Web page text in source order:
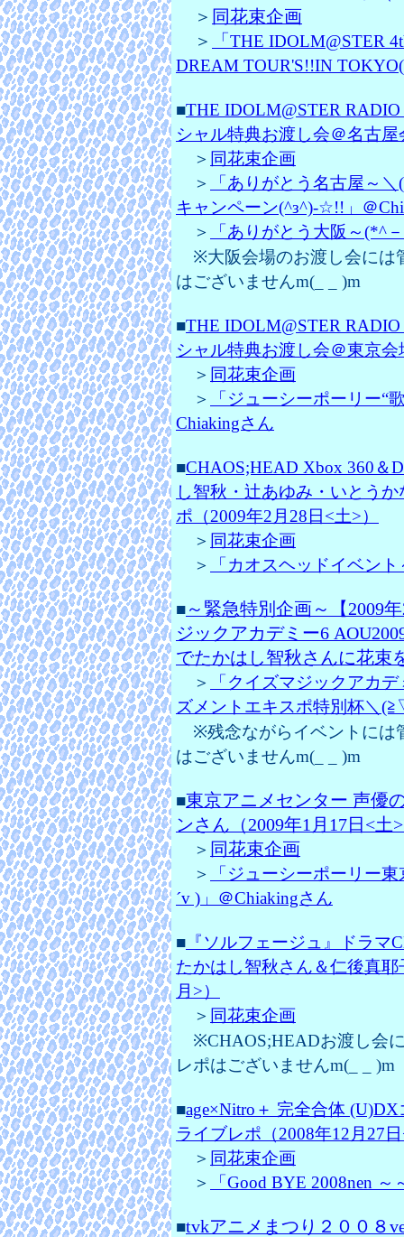
＞ 同花束企画
＞
「 THE IDOLM@STER
DREAM TOUR'S!!IN
■THE IDOLM@STER
シャル特典お渡し会＠名古
＞ 同花束企画
＞
「ありがとう名古屋～
キャンペーン(^з^)-☆!!」＠
＞
「ありがとう大阪～(*^
※大阪会場のお渡し会には
はございませんm(_ _ )m
■THE IDOLM@STER
シャル特典お渡し会＠東京
＞ 同花束企画
＞
「ジューシーポーリー“
Chiakingさん
■CHAOS;HEAD Xbox 360＆
し智秋・辻あゆみ・いとう
ポ（2009年2月28日<土>）
＞ 同花束企画
＞
「カオスヘッドイベン
■～緊急特別企画～【2009
ジックアカデミー6
でたかはし智秋さんに花束
＞
「クイズマジックアカ
ズメントエキスポ特別杯＼
※残念ながらイベントには
はございませんm(_ _ )m
■東京アニメセンター 声優
ンさん（2009年1月17日<土
＞ 同花束企画
＞
「ジューシーポーリー
´v )」＠Chiakingさん
■ 『ソルフェージュ』ドラマ
たかはし智秋さん＆仁後真
月>）
＞ 同花束企画
※CHAOS;HEADお渡し会
レポはございませんm(_ _ )m
■age×Nitro＋ 完全合体
ライブレポ（2008年12月27
＞ 同花束企画
＞
「Good BYE 2008nen
■tvkアニメまつり２００８